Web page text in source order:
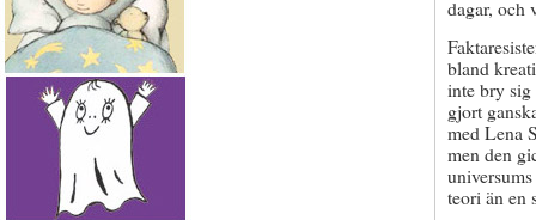
dagar, och
bland
inte bry sig
gjort
med Lena
men den
teori än en